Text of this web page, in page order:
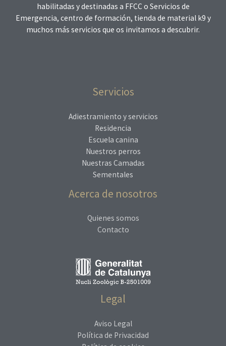
habilitadas y destinadas a FFCC o Servicios de
Emergencia, centro de formación, tienda de material k9 y
muchos más servicios que os invitamos a descubrir.
Servicios
Adiestramiento y servicios
Residencia
Escuela canina
Nuestros perros
Nuestras Camadas
Sementales
Acerca de nosotros
Quienes somos
Contacto
Legal
Aviso Legal
Política de Privacidad